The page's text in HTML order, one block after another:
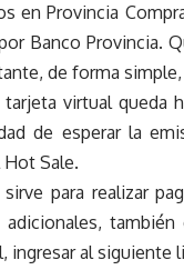
en Provincia
Banco Provincia.
de forma
virtual queda
de esperar la
Sale.
sirve para realizar
ingresar al siguiente